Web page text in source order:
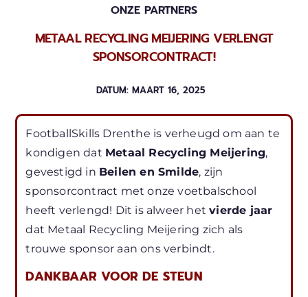
ONZE PARTNERS
METAAL RECYCLING MEIJERING VERLENGT
SPONSORCONTRACT!
DATUM: MAART 16, 2025
FootballSkills Drenthe is verheugd om aan te
kondigen dat Metaal Recycling Meijering,
gevestigd in Beilen en Smilde, zijn
sponsorcontract met onze voetbalschool
heeft verlengd! Dit is alweer hetvierde jaar
dat Metaal Recycling Meijering zich als
trouwe sponsor aan ons verbindt.
DANKBAAR VOOR DE STEUN